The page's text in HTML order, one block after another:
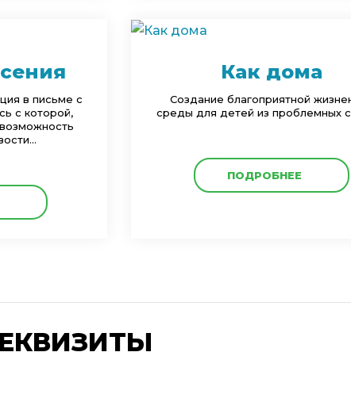
в письме с
с которой,
Как дома
Создание благоприятной
среды для детей из проблемных
ПОДРОБНЕЕ